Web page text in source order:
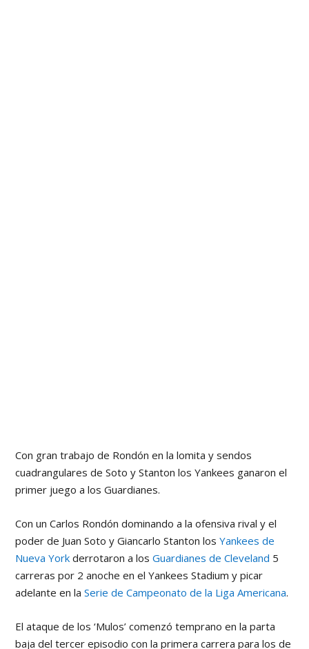
Con gran trabajo de Rondón en la lomita y sendos
cuadrangulares de Soto y Stanton los Yankees ganaron el
primer juego a los Guardianes.
Con un Carlos Rondón dominando a la ofensiva rival y el
poder de Juan Soto y Giancarlo Stanton losYankees de
Nueva York derrotaron a losGuardianes de Cleveland 5
carreras por 2 anoche en el Yankees Stadium y picar
adelante en laSerie de Campeonato de la Liga Americana.
El ataque de los ‘Mulos’ comenzó temprano en la parta
baja del tercer episodio con la primera carrera para los de